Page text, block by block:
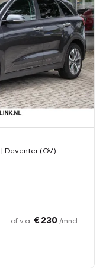
| Deventer (OV)
of v.a. € 230 /mnd